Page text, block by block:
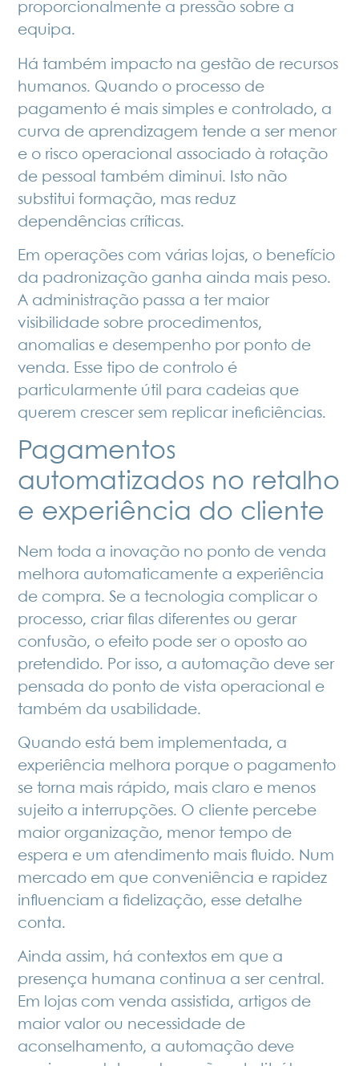
proporcionalmente a pressão sobre a
equipa.
Há também impacto na gestão de recursos
humanos. Quando o processo de
pagamento é mais simples e controlado, a
curva de aprendizagem tende a ser menor
e o risco operacional associado à rotação
de pessoal também diminui. Isto não
substitui formação, mas reduz
dependências críticas.
Em operações com várias lojas, o benefício
da padronização ganha ainda mais peso.
A administração passa a ter maior
visibilidade sobre procedimentos,
anomalias e desempenho por ponto de
venda. Esse tipo de controlo é
particularmente útil para cadeias que
querem crescer sem replicar ineficiências.
Pagamentos
automatizados no retalho
e experiência do cliente
Nem toda a inovação no ponto de venda
melhora automaticamente a experiência
de compra. Se a tecnologia complicar o
processo, criar filas diferentes ou gerar
confusão, o efeito pode ser o oposto ao
pretendido. Por isso, a automação deve ser
pensada do ponto de vista operacional e
também da usabilidade.
Quando está bem implementada, a
experiência melhora porque o pagamento
se torna mais rápido, mais claro e menos
sujeito a interrupções. O cliente percebe
maior organização, menor tempo de
espera e um atendimento mais fluido. Num
mercado em que conveniência e rapidez
influenciam a fidelização, esse detalhe
conta.
Ainda assim, há contextos em que a
presença humana continua a ser central.
Em lojas com venda assistida, artigos de
maior valor ou necessidade de
aconselhamento, a automação deve